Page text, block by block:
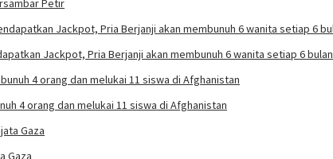
Jackpot, Pria Berjanji akan membunuh 6 wanita setiap 6 bulan
4 orang dan melukai 11 siswa di Afghanistan
Gaza